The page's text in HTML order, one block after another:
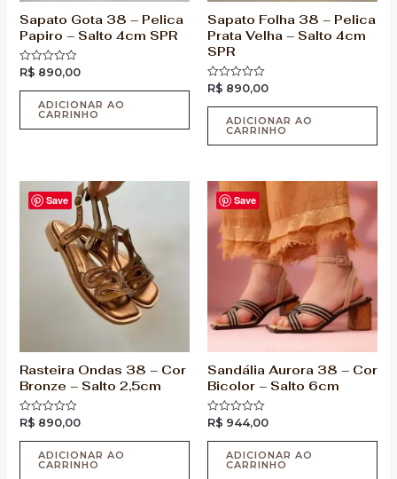
Sapato Gota 38 – Pelica
Papiro – Salto 4cm SPR
Avaliação
de
R$ 890,00
ADICIONAR AO
CARRINHO
Sapato Folha 38 – Pelica
Prata Velha – Salto 4cm
SPR
Avaliação
de
R$ 890,00
ADICIONAR AO
CARRINHO
Save
Rasteira Ondas 38 – Cor
Bronze – Salto 2,5cm
Avaliação
de
R$ 890,00
ADICIONAR AO
CARRINHO
Save
Sandália Aurora 38 – Cor
Bicolor – Salto 6cm
Avaliação
de
R$ 944,00
ADICIONAR AO
CARRINHO